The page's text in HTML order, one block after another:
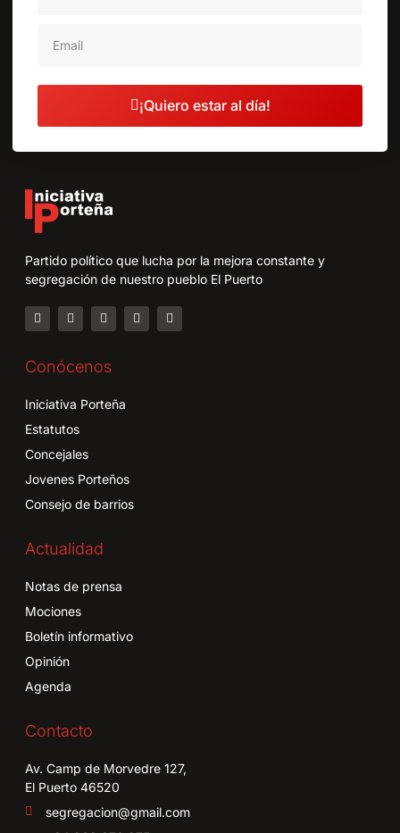
¡Quiero estar al día!
Partido político que lucha por la mejora constante y
segregación de nuestro pueblo El Puerto
Conócenos
Iniciativa Porteña
Estatutos
Concejales
Jovenes Porteños
Consejo de barrios
Actualidad
Notas de prensa
Mociones
Boletín informativo
Opinión
Agenda
Contacto
Av. Camp de Morvedre 127,
El Puerto 46520
segregacion@gmail.com